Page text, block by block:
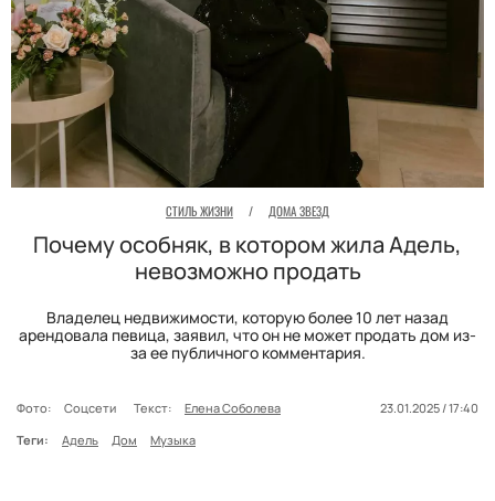
СТИЛЬ ЖИЗНИ / ДОМА ЗВЕЗД
Почему особняк, в котором жила Адель,
невозможно продать
Владелец недвижимости, которую более 10 лет назад
арендовала певица, заявил, что он не может продать дом из-
за ее публичного комментария.
Фото: Соцсети Текст: Елена Соболева
23.01.2025 / 17:40
Теги:
Адель Дом Музыка